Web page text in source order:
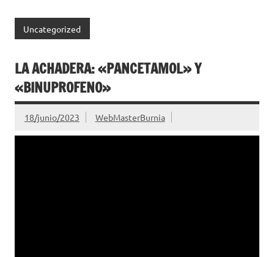
Uncategorized
LA ACHADERA: «PANCETAMOL» Y
«BINUPROFENO»
18/junio/2023 WebMasterBurnia